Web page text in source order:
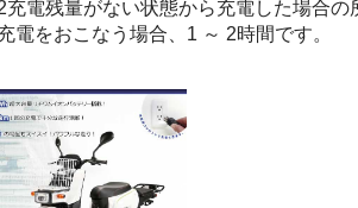
電残量がない状態から充電した場合の
電をおこなう場合、1 ～ 2時間です。